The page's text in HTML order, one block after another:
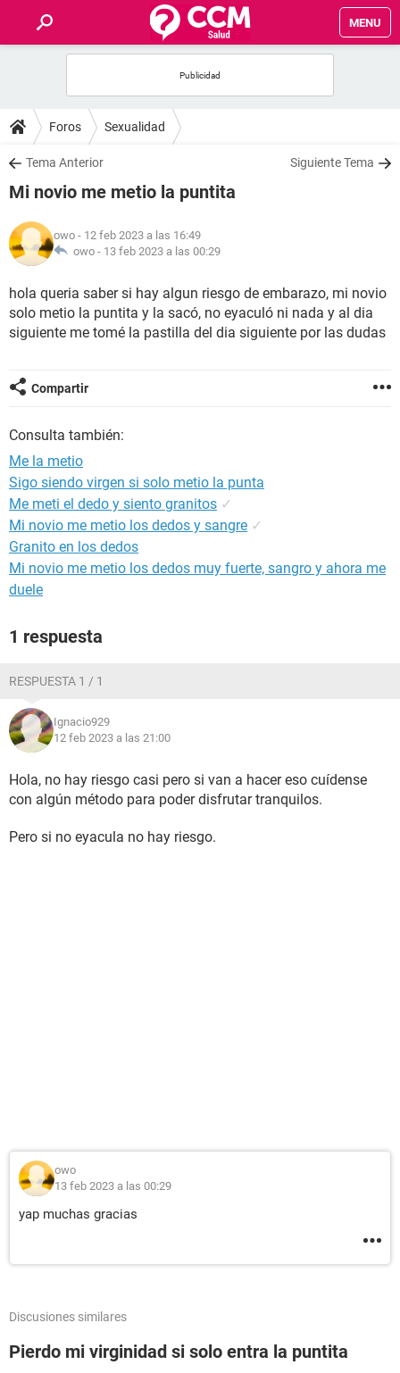
MENU
FOROS
SALUD
NUTRICIÓN
BIENESTAR
SEXUALIDAD
GLOSARIO
Foros Sexualidad
Tema Anterior Siguiente Tema
Mi novio me metio la puntita
owo - 12 feb 2023 a las 16:49
owo - 13 feb 2023 a las 00:29
hola queria saber si hay algun riesgo de embarazo, mi novio
solo metio la puntita y la sacó, no eyaculó ni nada y al dia
siguiente me tomé la pastilla del dia siguiente por las dudas
Compartir
Consulta también:
Me la metio
Sigo siendo virgen si solo metio la punta
Me meti el dedo y siento granitos ✓
Mi novio me metio los dedos y sangre ✓
Granito en los dedos
Mi novio me metio los dedos muy fuerte, sangro y ahora me
duele
1 respuesta
RESPUESTA 1 / 1
Ignacio929
12 feb 2023 a las 21:00
Hola, no hay riesgo casi pero si van a hacer eso cuídense
con algún método para poder disfrutar tranquilos.
Pero si no eyacula no hay riesgo.
owo
13 feb 2023 a las 00:29
yap muchas gracias
Discusiones similares
Pierdo mi virginidad si solo entra la puntita